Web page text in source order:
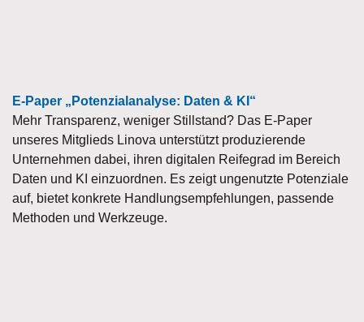
E-Paper „Potenzialanalyse: Daten & KI“
Mehr Transparenz, weniger Stillstand? Das E-Paper
unseres Mitglieds Linova unterstützt produzierende
Unternehmen dabei, ihren digitalen Reifegrad im Bereich
Daten und KI einzuordnen. Es zeigt ungenutzte Potenziale
auf, bietet konkrete Handlungsempfehlungen, passende
Methoden und Werkzeuge.